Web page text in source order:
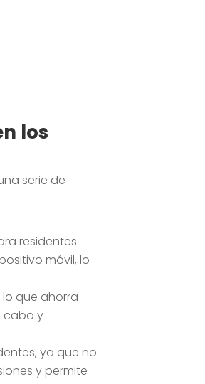
los
serie de
residentes
móvil, lo
que ahorra
cabo y
ya que no
y permite